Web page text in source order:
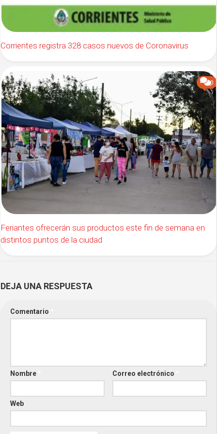
Corrientes registra 328 casos nuevos de Coronavirus
0
Feriantes ofrecerán sus productos este fin de semana en
distintos puntos de la ciudad
DEJA UNA RESPUESTA
Comentario
Nombre Correo electrónico
Web